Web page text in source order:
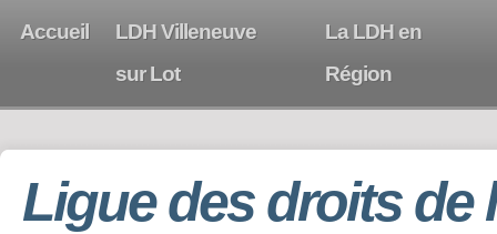
Accueil
LDH Villeneuve
sur Lot
La LDH en
Région
Ligue des droits de